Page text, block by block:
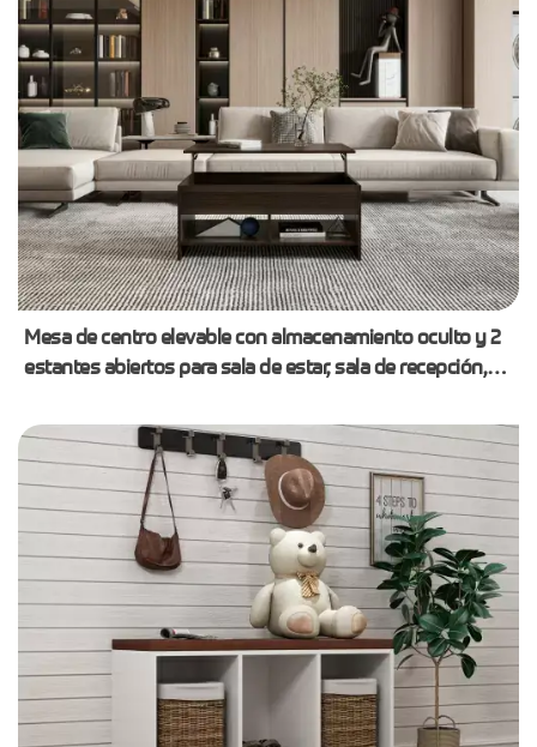
Mesa de centro elevable con almacenamiento oculto y 2
estantes abiertos para sala de estar, sala de recepción,